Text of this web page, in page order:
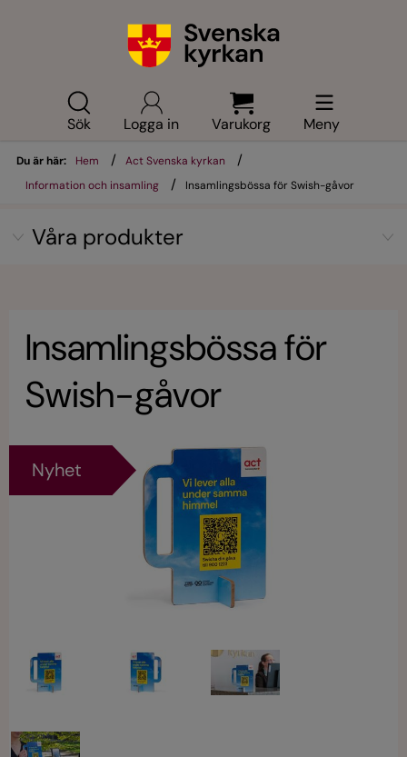
Sök Logga in Varukorg Meny
Du är här: Hem / Act Svenska kyrkan /
Information och insamling / Insamlingsbössa för Swish-gåvor
Våra produkter
Insamlingsbössa för
Swish-gåvor
Nyhet